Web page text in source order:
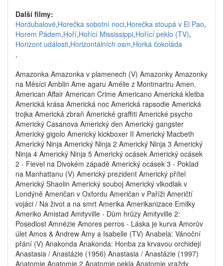
Další filmy:
Hordubalové,Horečka sobotní noci,Horečka stoupá v El Pao,
Horem Pádem,Hoří,Hořící Mississippi,Hořící peklo (TV),
Horizont události,Horizontálních osm,Horká čokoláda
,
Amazonka Amazonka v plamenech (V) Amazonky Amazonky
na Měsíci Amblin Ame agaru Amélie z Montmartru Amen.
American Affair American Crime Americano Americká kletba
Americká krása Americká noc Americká rapsodie Americká
trojka Americká zbraň Americké graffiti Americké psycho
Americký Casanova Americký den Americký gangster
Americký gigolo Americký kickboxer II Americký Macbeth
Americký Ninja Americký Ninja 2 Americký Ninja 3 Americký
Ninja 4 Americký Ninja 5 Americký ocásek Americký ocásek
2 - Fievel na Divokém západě Americký ocásek 3 - Poklad
na Manhattanu (V) Americký prezident Americký přítel
Americký Shaolin Americký souboj Americký vlkodlak v
Londýně Američan v Oxfordu Američan v Paříži Američtí
vojáci / Na život a na smrt Amerika Amerikanizace Emilky
Ameriko Amistad Amityville - Dům hrůzy Amityville 2:
Posedlost Amnézie Amores perros - Láska je kurva Amorův
úlet Amos & Andrew Amy a Isabelle (TV) Anabela: Vánoční
přání (V) Anakonda Anakonda: Honba za krvavou orchidejí
Anastasia / Anastázie (1956) Anastasia / Anastázie (1997)
Anatomie Anatomie 2 Anatomie pekla Anatomie vraždy